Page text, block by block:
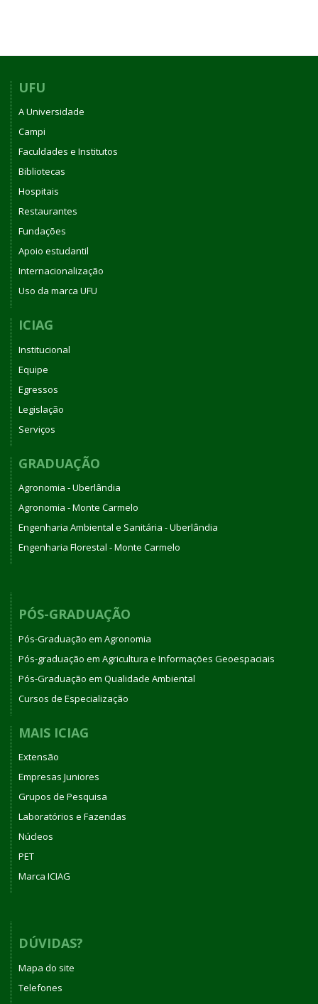
UFU
A Universidade
Campi
Faculdades e Institutos
Bibliotecas
Hospitais
Restaurantes
Fundações
Apoio estudantil
Internacionalização
Uso da marca UFU
ICIAG
Institucional
Equipe
Egressos
Legislação
Serviços
GRADUAÇÃO
Agronomia - Uberlândia
Agronomia - Monte Carmelo
Engenharia Ambiental e Sanitária - Uberlândia
Engenharia Florestal - Monte Carmelo
PÓS-GRADUAÇÃO
Pós-Graduação em Agronomia
Pós-graduação em Agricultura e Informações Geoespaciais
Pós-Graduação em Qualidade Ambiental
Cursos de Especialização
MAIS ICIAG
Extensão
Empresas Juniores
Grupos de Pesquisa
Laboratórios e Fazendas
Núcleos
PET
Marca ICIAG
DÚVIDAS?
Mapa do site
Telefones